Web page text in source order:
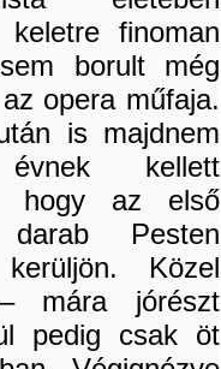
keletre finoman
borult még
opera műfaja.
is majdnem
kellett
hogy az első
darab Pesten
Közel
mára jórészt
pedig csak öt